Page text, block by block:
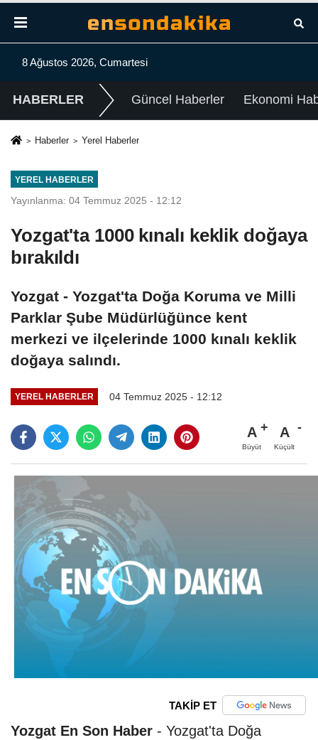
8 Ağustos 2026, Cumartesi
HABERLER Güncel Haberler Ekonomi
Haberler Yerel Haberler
YEREL HABERLER
Yayınlanma: 04 Temmuz 2025 - 12:12
Yozgat'ta 1000 kınalı keklik doğaya
bırakıldı
Yozgat - Yozgat'ta Doğa Koruma ve Milli
Parklar Şube Müdürlüğünce kent
merkezi ve ilçelerinde 1000 kınalı keklik
doğaya salındı.
YEREL HABERLER 04 Temmuz 2025 - 12:12
A
Büyüt
A
Küçült
TAKİP ET
Yozgat En Son Haber - Yozgat'ta Doğa